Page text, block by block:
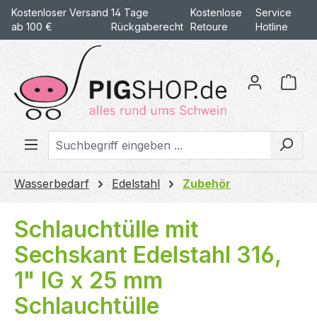
springen
Kostenloser Versand
ab 100 €
14 Tage
Rückgaberecht
Kostenlose
Retoure
Service
Hotline
Wasserbedarf Edelstahl Zubehör
Schlauchtülle mit
Sechskant Edelstahl 316,
1" IG x 25 mm
Schlauchtülle